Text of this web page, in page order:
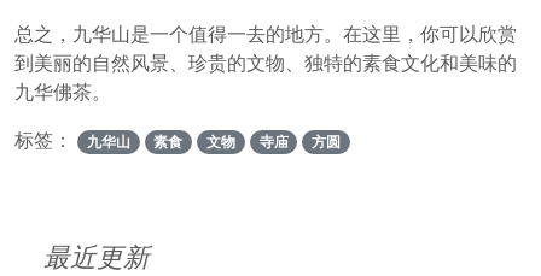
总之，九华山是一个值得一去的地方。在这里，你可以欣赏
到美丽的自然风景、珍贵的文物、独特的素食文化和美味的
九华佛茶。
标签：
九华山 素食 文物 寺庙 方圆
最近更新